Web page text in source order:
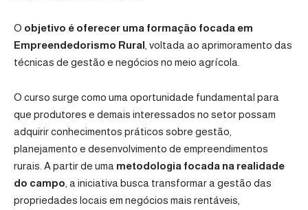
O objetivo é oferecer uma formação focada em
Empreendedorismo Rural , voltada ao aprimoramento das
técnicas de gestão e negócios no meio agrícola.
O curso surge como uma oportunidade fundamental para
que produtores e demais interessados no setor possam
adquirir conhecimentos práticos sobre gestão,
planejamento e desenvolvimento de empreendimentos
rurais. A partir de uma metodologia focada na realidade
do campo , a iniciativa busca transformar a gestão das
propriedades locais em negócios mais rentáveis,